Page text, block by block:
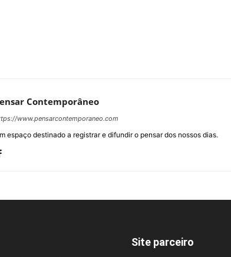
Contemporâneo
www.pensarcontemporaneo.com
espaço destinado a registrar e difundir o pensar dos nossos dias.
Site parceiro